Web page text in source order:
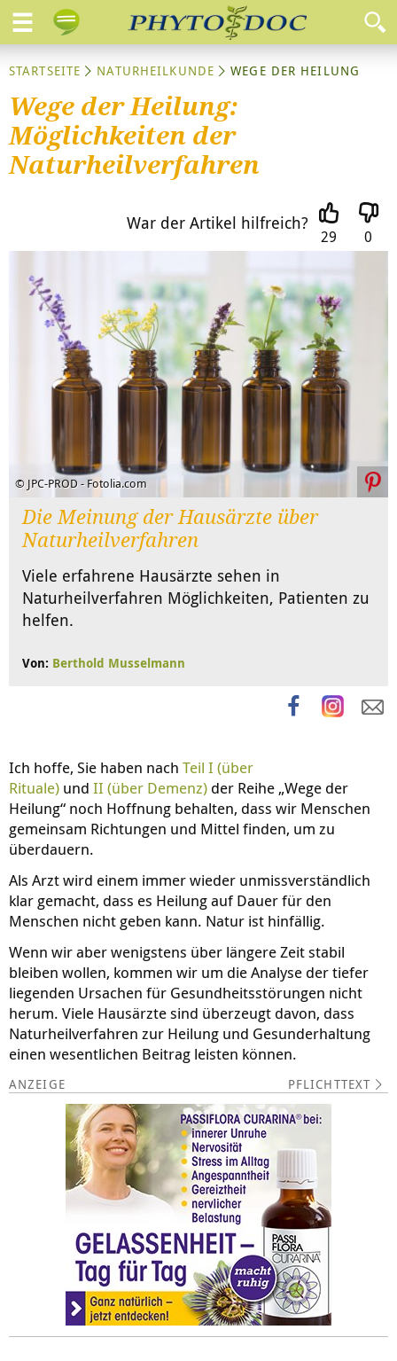
STARTSEITE NATURHEILKUNDE WEGE DER HEILUNG
Wege der Heilung:
Möglichkeiten der
Naturheilverfahren
War der Artikel hilfreich?
29 0
© JPC-PROD - Fotolia.com
Die Meinung der Hausärzte über
Naturheilverfahren
Viele erfahrene Hausärzte sehen in
Naturheilverfahren Möglichkeiten, Patienten zu
helfen.
Von: Berthold Musselmann
Ich hoffe, Sie haben nach Teil I (über
Rituale) und II (über Demenz) der Reihe „Wege der
Heilung“ noch Hoffnung behalten, dass wir Menschen
gemeinsam Richtungen und Mittel finden, um zu
überdauern.
Als Arzt wird einem immer wieder unmissverständlich
klar gemacht, dass es Heilung auf Dauer für den
Menschen nicht geben kann. Natur ist hinfällig.
Wenn wir aber wenigstens über längere Zeit stabil
bleiben wollen, kommen wir um die Analyse der tiefer
liegenden Ursachen für Gesundheitsstörungen nicht
herum. Viele Hausärzte sind überzeugt davon, dass
Naturheilverfahren zur Heilung und Gesunderhaltung
einen wesentlichen Beitrag leisten können.
PFLICHTTEXT